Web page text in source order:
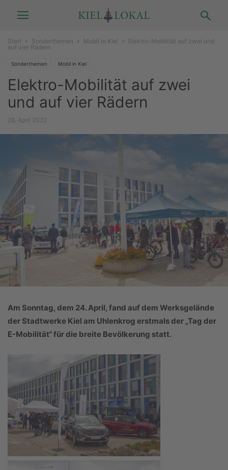
Start Sonderthemen Mobil in Kiel
Elektro-Mobilität auf zwei und
auf vier Rädern
Sonderthemen Mobil in Kiel
Elektro-Mobilität auf zwei
und auf vier Rädern
28. April 2022
Am Sonntag, dem 24. April, fand auf dem Werksgelände
der Stadtwerke Kiel am Uhlenkrog erstmals der „Tag der
E-Mobilität“ für die breite Bevölkerung statt.